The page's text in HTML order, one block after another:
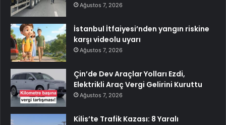
Ağustos 7, 2026
İstanbul İtfaiyesi’nden yangın riskine
karşı videolu uyarı
Ağustos 7, 2026
Çin’de Dev Araçlar Yolları Ezdi,
Elektrikli Araç Vergi Gelirini Kuruttu
Ağustos 7, 2026
Kilis’te Trafik Kazası: 8 Yaralı